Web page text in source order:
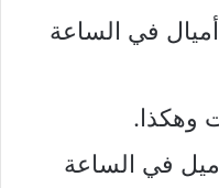
امش بسرعة 3 إلى 4 أميال في الساعة
قم بالمشي بسرعة 2 ميل في الساعة